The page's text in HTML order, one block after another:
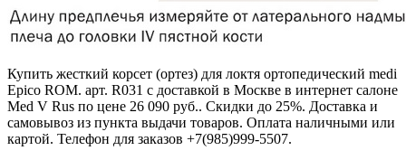
Купить жесткий корсет (ортез) для локтя ортопедический medi
Epico ROM. арт. R031 с доставкой в Москве в интернет салоне
Med V Rus по цене 26 090 руб.. Скидки до 25%. Доставка и
самовывоз из пункта выдачи товаров. Оплата наличными или
картой. Телефон для заказов +7(985)999-5507.